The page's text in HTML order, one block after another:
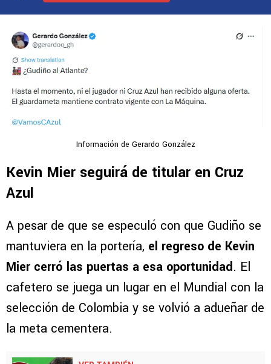
Información de Gerardo González
Kevin Mier seguirá de titular en Cruz
Azul
A pesar de que se especuló con que Gudiño se
mantuviera en la portería, el regreso de Kevin
Mier cerró las puertas a esa oportunidad. El
cafetero se juega un lugar en el Mundial con la
selección de Colombia y se volvió a adueñar de
la meta cementera.